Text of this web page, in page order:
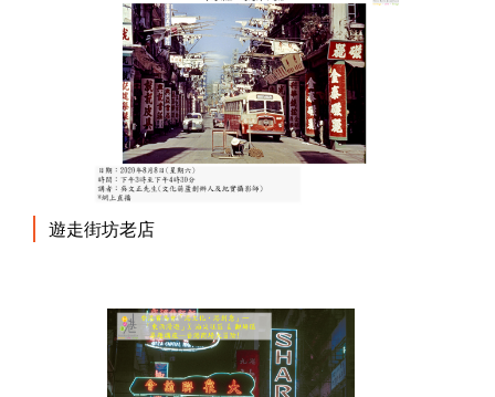
遊走街坊老店